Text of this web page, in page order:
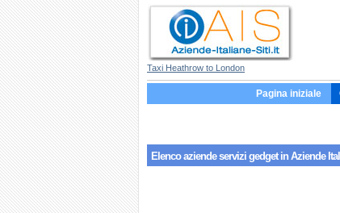
Taxi Heathrow to London
Pagina iniziale
Elenco aziende servizi gedgetin Aziende